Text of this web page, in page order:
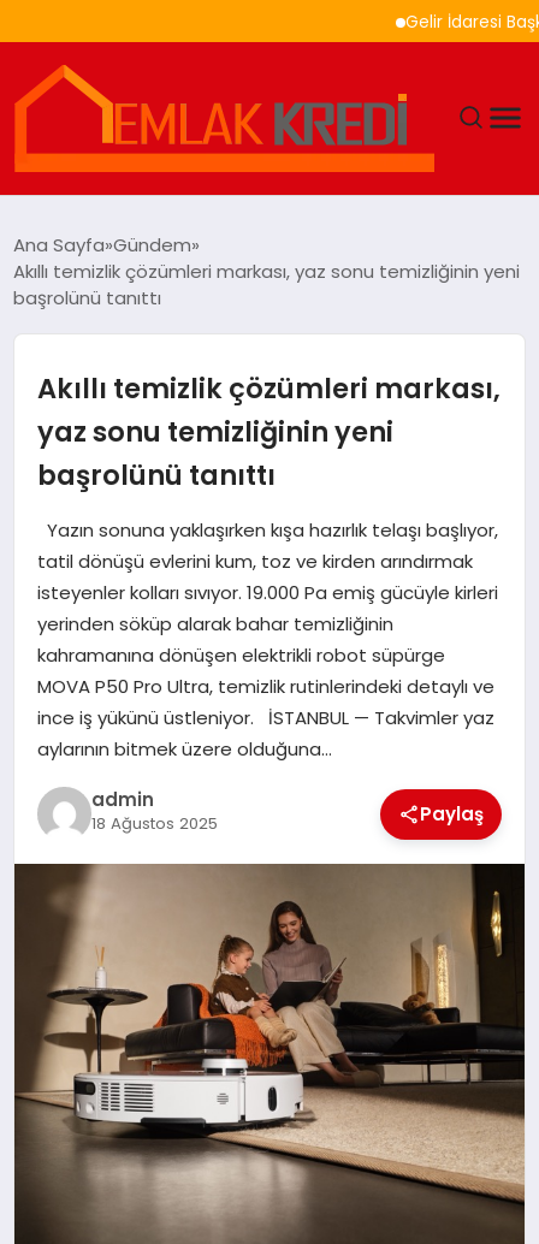
Gelir İdaresi
EKONOMI
MAGAZIN
SAĞLIK
SIYASET
SPOR
TEKNOLOJI
YAŞAM
Ana Sayfa Gündem
Akıllı temizlik çözümleri markası, yaz sonu temizliğinin yeni
başrolünü tanıttı
Akıllı temizlik çözümleri markası,
yaz sonu temizliğinin yeni
başrolünü tanıttı
Yazın sonuna yaklaşırken kışa hazırlık telaşı başlıyor,
tatil dönüşü evlerini kum, toz ve kirden arındırmak
isteyenler kolları sıvıyor. 19.000 Pa emiş gücüyle kirleri
yerinden söküp alarak bahar temizliğinin
kahramanına dönüşen elektrikli robot süpürge
MOVA P50 Pro Ultra, temizlik rutinlerindeki detaylı ve
ince iş yükünü üstleniyor. İSTANBUL — Takvimler yaz
aylarının bitmek üzere olduğuna…
admin
18 Ağustos 2025 Paylaş